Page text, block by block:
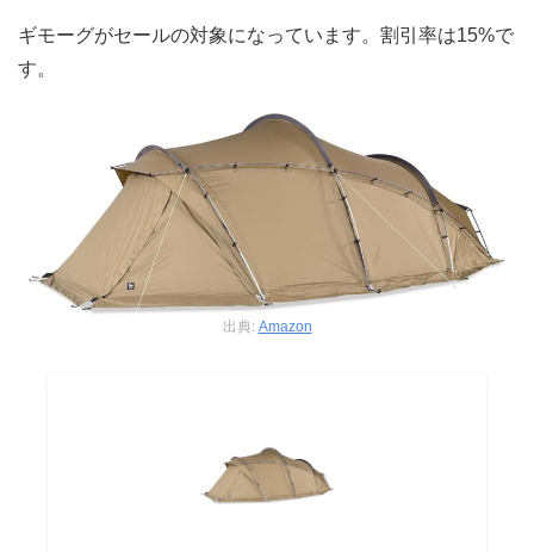
ギモーグがセールの対象になっています。割引率は15%で
す。
出典: Amazon